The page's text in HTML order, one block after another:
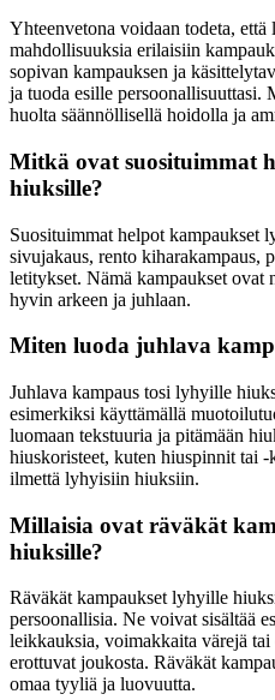
Yhteenvetona voidaan todeta,
mahdollisuuksia erilaisiin
sopivan kampauksen ja
ja tuoda esille persoonallisuuttasi.
huolta säännöllisellä hoidolla ja
Mitkä ovat suosituimmat
hiuksille?
Suosituimmat helpot kampaukset
sivujakaus, rento kiharakampaus,
letitykset. Nämä kampaukset ovat
hyvin arkeen ja juhlaan.
Miten luoda juhlava
Juhlava kampaus tosi lyhyille
esimerkiksi käyttämällä
luomaan tekstuuria ja pitämään
hiuskoristeet, kuten hiuspinnit tai
ilmettä lyhyisiin hiuksiin.
Millaisia ovat räväkät
hiuksille?
Räväkät kampaukset lyhyille
persoonallisia. Ne voivat sisältää
leikkauksia, voimakkaita värejä
erottuvat joukosta. Räväkät
omaa tyyliä ja luovuutta.